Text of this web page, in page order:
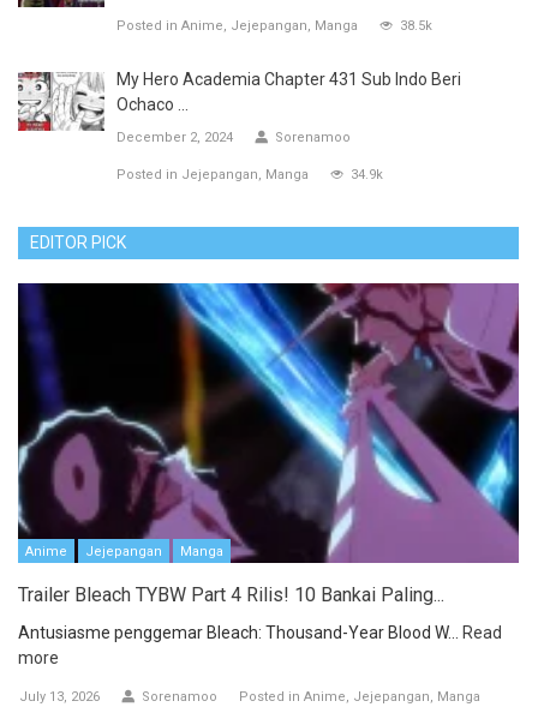
Posted in Anime Jejepangan Manga 38.5k
My Hero Academia Chapter 431 Sub Indo Beri
Ochaco ...
December 2, 2024 Sorenamoo
Posted in Jejepangan Manga 34.9k
EDITOR PICK
Anime Jejepangan Manga
Trailer Bleach TYBW Part 4 Rilis! 10 Bankai Paling...
Antusiasme penggemar Bleach: Thousand-Year Blood W...
Read
more
July 13, 2026 Sorenamoo Posted in Anime Jejepangan Manga